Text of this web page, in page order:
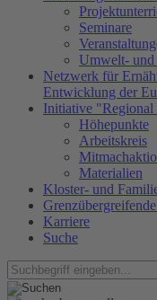
Seminare
Umwelt- und
Netzwerk für
Entwicklung der
Initiative "Regional
Höhepunkte
Arbeitskreis
Materialien
Kloster- und
Karriere
Suche